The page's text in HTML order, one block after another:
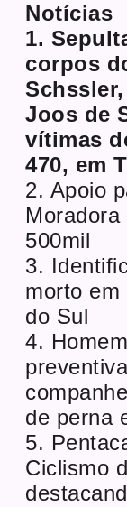
Notícias
1.
corpos
Joos de
vítimas
470, em
2. Apoio
500mil
3.
morto em
do Sul
4.
de perna
5.
Ciclismo